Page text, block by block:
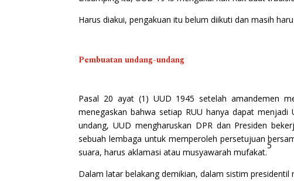
Harus diakui, pengakuan itu belum diikuti dan masih
Pembuatan undang-undang
Pasal 20 ayat (1) UUD 1945 setelah amandemen
menegaskan bahwa setiap RUU hanya dapat
undang, UUD mengharuskan DPR dan Presiden
sebuah lembaga untuk memperoleh persetujuan
suara, harus aklamasi atau musyawarah mufakat.
5
Dalam latar belakang demikian, dalam sistim